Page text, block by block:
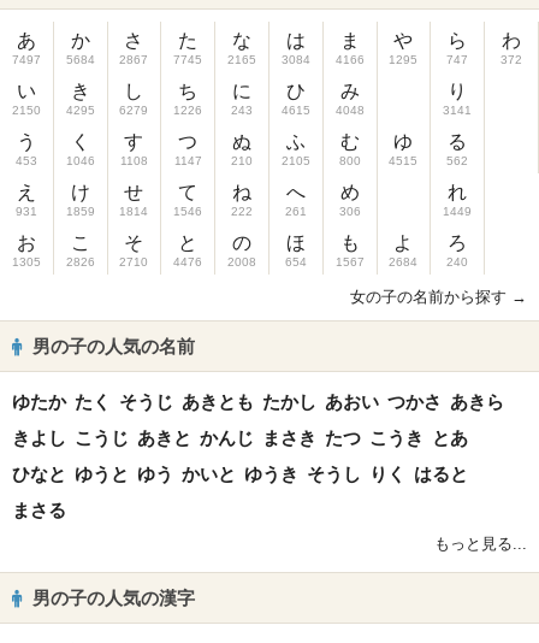
あ
7497
い
2150
う
453
え
931
お
1305
か
5684
き
4295
く
1046
け
1859
こ
2826
さ
2867
し
6279
す
1108
せ
1814
そ
2710
た
7745
ち
1226
つ
1147
て
1546
と
4476
な
2165
に
243
ぬ
210
ね
222
の
2008
は
3084
ひ
4615
ふ
2105
へ
261
ほ
654
ま
4166
み
4048
む
800
め
306
も
1567
や
1295
ゆ
4515
よ
2684
ら
747
り
3141
る
562
れ
1449
ろ
240
わ
372
女の子の名前から探す →
男の子の人気の名前
ゆたか たく そうじ あきとも たかし あおい つかさ あきら
きよし こうじ あきと かんじ まさき たつ こうき
とあ
ひなと ゆうと ゆう かいと ゆうき そうし りく
はると
まさる
もっと見る...
男の子の人気の漢字